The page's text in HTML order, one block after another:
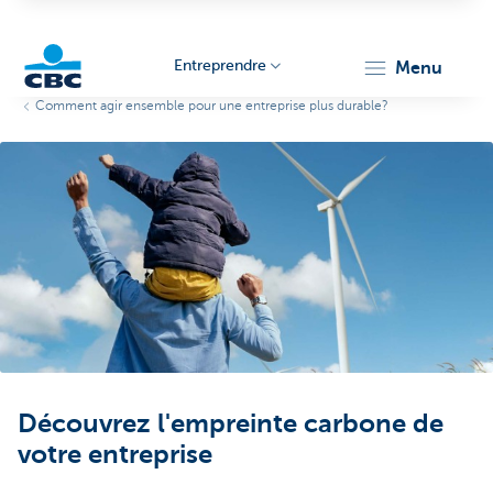
Entreprendre menu
Comment agir ensemble pour une entreprise plus durable?
Découvrez l'empreinte carbone de
votre entreprise